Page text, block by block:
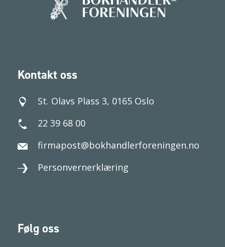
Kontakt oss
St. Olavs Plass 3, 0165 Oslo
22 39 68 00
firmapost@bokhandlerforeningen.no
Personvernerklæring
Følg oss